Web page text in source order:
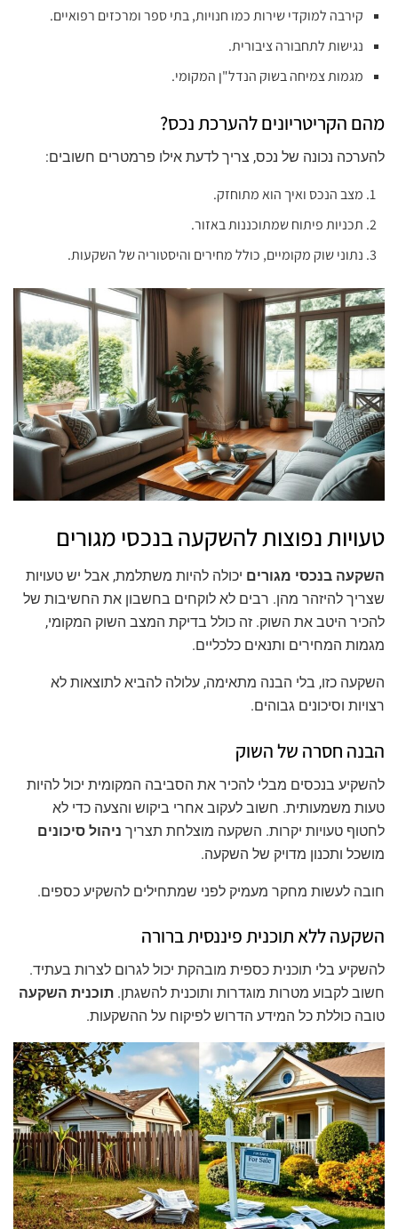
קירבה למוקדי שירות כמו חנויות, בתי ספר ומרכזים רפואיים.
נגישות לתחבורה ציבורית.
מגמות צמיחה בשוק הנדל"ן המקומי.
מהם הקריטריונים להערכת נכס?
להערכה נכונה של נכס, צריך לדעת אילו פרמטרים חשובים:
מצב הנכס ואיך הוא מתוחזק.
תכניות פיתוח שמתוכננות באזור.
נתוני שוק מקומיים, כולל מחירים והיסטוריה של השקעות.
טעויות נפוצות להשקעה בנכסי מגורים
השקעה בנכסי מגורים יכולה להיות משתלמת, אבל יש טעויות
שצריך להיזהר מהן. רבים לא לוקחים בחשבון את החשיבות של
להכיר היטב את השוק. זה כולל בדיקת המצב השוק המקומי,
מגמות המחירים ותנאים כלכליים.
השקעה כזו, בלי הבנה מתאימה, עלולה להביא לתוצאות לא
רצויות וסיכונים גבוהים.
הבנה חסרה של השוק
להשקיע בנכסים מבלי להכיר את הסביבה המקומית יכול להיות
טעות משמעותית. חשוב לעקוב אחרי ביקוש והצעה כדי לא
לחטוף טעויות יקרות. השקעה מוצלחת תצריך ניהול סיכונים
מושכל ותכנון מדויק של השקעה.
חובה לעשות מחקר מעמיק לפני שמתחילים להשקיע כספים.
השקעה ללא תוכנית פיננסית ברורה
להשקיע בלי תוכנית כספית מובהקת יכול לגרום לצרות בעתיד.
חשוב לקבוע מטרות מוגדרות ותוכנית להשגתן. תוכנית השקעה
טובה כוללת כל המידע הדרוש לפיקוח על ההשקעות.